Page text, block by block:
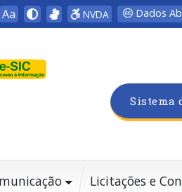
Aa NVDA Dados
Sistema
Licitações e